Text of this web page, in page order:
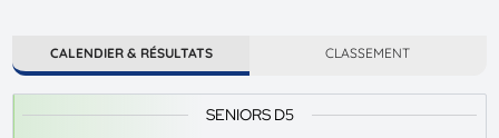
CALENDIER & RÉSULTATS CLASSEMENT
SENIORS D5